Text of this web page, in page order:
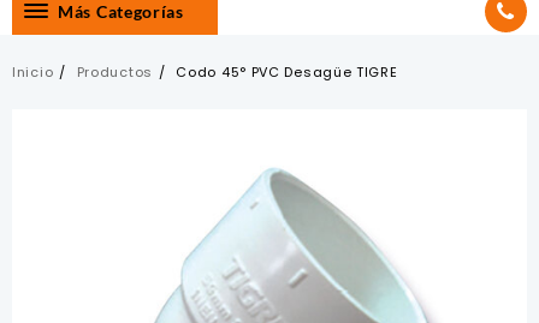
Más Categorías
Inicio Productos Codo 45° PVC Desagüe TIGRE